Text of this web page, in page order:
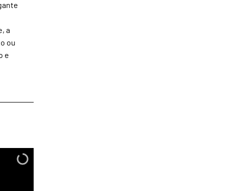
a
ou
e